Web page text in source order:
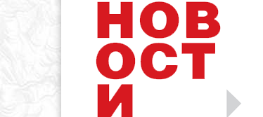
Уметник стрипа и духа Геза Шетет
(Биографија и стрипографија)